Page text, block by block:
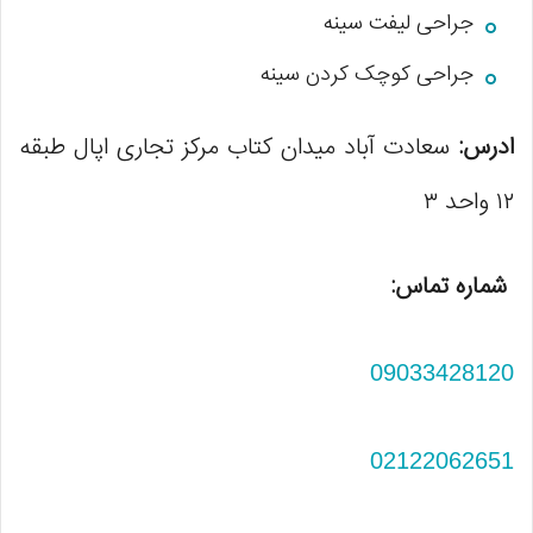
جراحی لیفت سینه
جراحی کوچک کردن سینه
ادرس: سعادت آباد میدان کتاب مرکز تجاری اپال طبقه
١٢ واحد ٣
شماره تماس:
09033428120
02122062651